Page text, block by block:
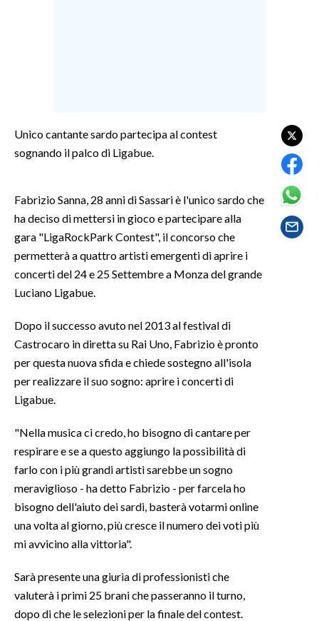
SPETTACOLI
SALUTE
SARDEGNA TURISMO
SARDI NEL MONDO
EVENTI
#CARAUNIONE
3 MINUTI CON
INSULARITÀ
INFO AZIENDE
ABBONATI
NECROLOGI
SPIAGGE
STORE
Unico cantante sardo partecipa al contest
sognando il palco di Ligabue.
Fabrizio Sanna, 28 anni di Sassari è l'unico sardo che
ha deciso di mettersi in gioco e partecipare alla
gara "LigaRockPark Contest", il concorso che
permetterà a quattro artisti emergenti di aprire i
concerti del 24 e 25 Settembre a Monza del grande
Luciano Ligabue.
Dopo il successo avuto nel 2013 al festival di
Castrocaro in diretta su Rai Uno, Fabrizio è pronto
per questa nuova sfida e chiede sostegno all'isola
per realizzare il suo sogno: aprire i concerti di
Ligabue.
"Nella musica ci credo, ho bisogno di cantare per
respirare e se a questo aggiungo la possibilità di
farlo con i più grandi artisti sarebbe un sogno
meraviglioso - ha detto Fabrizio - per farcela ho
bisogno dell'aiuto dei sardi, basterà votarmi online
una volta al giorno, più cresce il numero dei voti più
mi avvicino alla vittoria".
Sarà presente una giuria di professionisti che
valuterà i primi 25 brani che passeranno il turno,
dopo di che le selezioni per la finale del contest.